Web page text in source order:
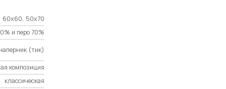
60х60, 50х70
и перо 70%
(тик)
композиция
классическая